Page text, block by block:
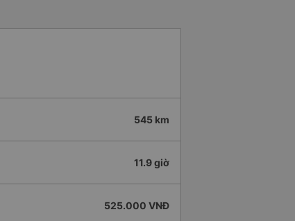
545 km
11.9 giờ
525.000 VNĐ